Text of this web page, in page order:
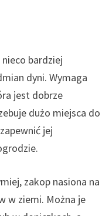
bardziej
dyni. Wymaga
jest dobrze
dużo miejsca do
jej
zakop nasiona na
w ziemi. Można je